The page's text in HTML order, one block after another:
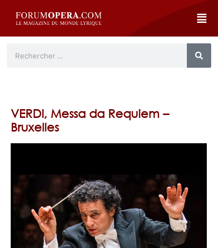
VERDI, Messa da Requiem –
Bruxelles